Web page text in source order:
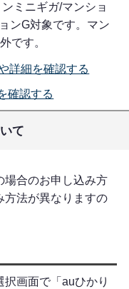
ミニギガ/マンショ
ンG対象です。マン
です。
詳細を確認する
確認する
て
合のお申し込み方
方法が異なりますの
画面で「auひかり